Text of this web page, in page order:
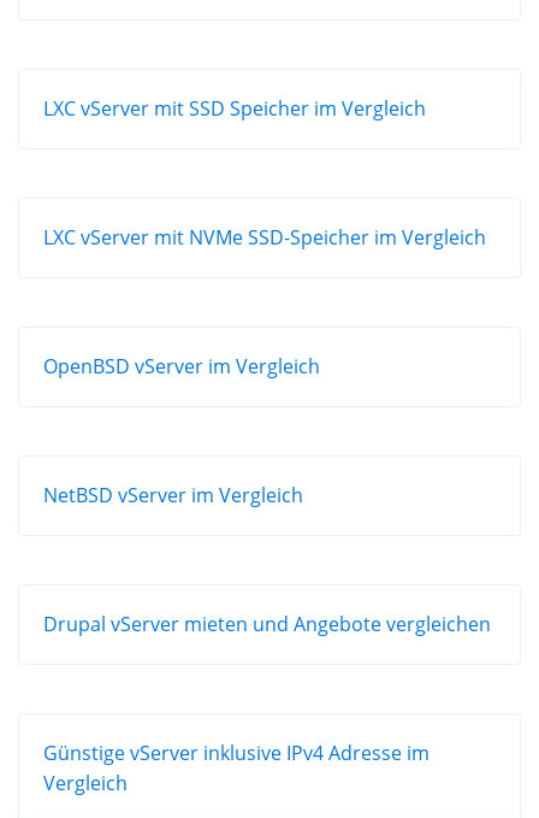
LXC vServer mit SSD Speicher im Vergleich
LXC vServer mit NVMe SSD-Speicher im Vergleich
OpenBSD vServer im Vergleich
NetBSD vServer im Vergleich
Drupal vServer mieten und Angebote vergleichen
Günstige vServer inklusive IPv4 Adresse im
Vergleich